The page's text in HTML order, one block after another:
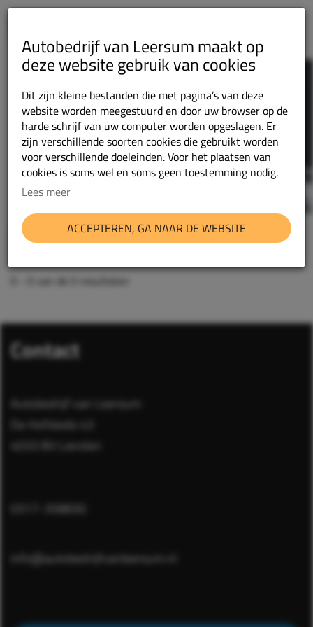
van de 0 resultaten
RELEVANTIE
FILTER
Contact
Autobedrijf van Leersum
De Hofstede 43
4033 BV Lienden
0317-358830
info@autobedrijfvanleersum.nl
Autobedrijf van Leersum maakt op
deze website gebruik van cookies
Dit zijn kleine bestanden die met pagina’s van deze
website worden meegestuurd en door uw browser op de
harde schrijf van uw computer worden opgeslagen. Er
zijn verschillende soorten cookies die gebruikt worden
voor verschillende doeleinden. Voor het plaatsen van
cookies is soms wel en soms geen toestemming nodig.
Als u meer wilt weten over de cookies die wij gebruiken,
de gegevens die daarmee verzameld worden en over uw
rechten op dit punt, lees dan onze privacy policy.
Autobedrijf van Leersum en derden (waaronder Google)
verzamelen met technieken waaronder cookies meer
Servicevoorwaardenvoor meer informatie over hoe
Google uw persoonsgegevens gebruikt. Wij gebruiken dit
voor de volgende doeleinden: analyseren van de
informatie op een apparaat opslaan en/of openen,
gepersonaliseerde en niet gepersonaliseerde
advertenties, advertentiemeting, inzichten in bezoekers
en productontwikkeling. Wij kunnen ook uw geolocatie
Geef toestemming of stel uw eigen keuze in
Lees meer
ACCEPTEREN, GA NAAR DE WEBSITE